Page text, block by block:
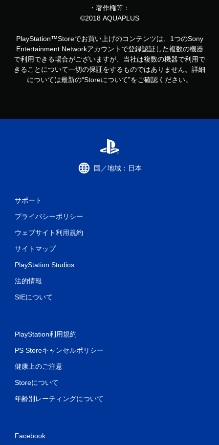
・著作権等：
©2018 AQUAPLUS
PlayStation™Storeでお買い上げのコンテンツは、1つのSony
Entertainment Networkアカウントで登録認証した複数の機器
で利用できる場合がございますが、当社は複数の機器で利用で
きることについて一切の保証をするものではありません。詳細
については最新の“Storeについて”をご確認ください。
国／地域：日本
サポート
プライバシーポリシー
ウェブサイト利用規約
サイトマップ
PlayStation Studios
法的情報
SIEについて
PlayStation利用規約
PS Storeキャンセルポリシー
健康上のご注意
Storeについて
年齢別レーティングについて
Facebook